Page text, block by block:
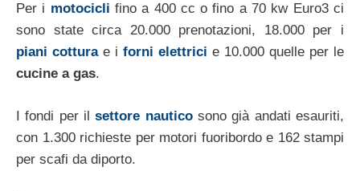
Per i motocicli fino a 400 cc o fino a 70 kw Euro3 ci
sono state circa 20.000 prenotazioni, 18.000 per i
piani cotturae i forni elettrici e 10.000 quelle per le
cucine a gas.
I fondi per ilsettore nauticosono già andati esauriti,
con 1.300 richieste per motori fuoribordo e 162 stampi
per scafi da diporto.